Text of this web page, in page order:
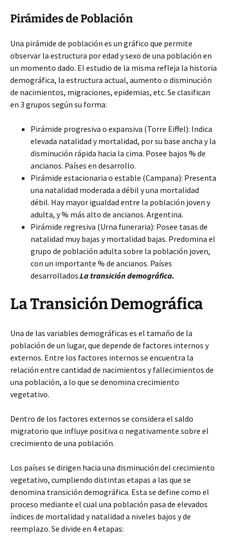
Pirámides de Población
Una pirámide de población es un gráfico que permite
observar la estructura por edad y sexo de una población en
un momento dado. El estudio de la misma refleja la historia
demográfica, la estructura actual, aumento o disminución
de nacimientos, migraciones, epidemias, etc. Se clasifican
en 3 grupos según su forma:
Pirámide progresiva o expansiva (Torre Eiffel): Indica
elevada natalidad y mortalidad, por su base ancha y la
disminución rápida hacia la cima. Posee bajos % de
ancianos. Países en desarrollo.
Pirámide estacionaria o estable (Campana): Presenta
una natalidad moderada a débil y una mortalidad
débil. Hay mayor igualdad entre la población joven y
adulta, y % más alto de ancianos. Argentina.
Pirámide regresiva (Urna funeraria): Posee tasas de
natalidad muy bajas y mortalidad bajas. Predomina el
grupo de población adulta sobre la población joven,
con un importante % de ancianos. Países
desarrollados.La transición demográfica.
La Transición Demográfica
Una de las variables demográficas es el tamaño de la
población de un lugar, que depende de factores internos y
externos. Entre los factores internos se encuentra la
relación entre cantidad de nacimientos y fallecimientos de
una población, a lo que se denomina crecimiento
vegetativo.
Dentro de los factores externos se considera el saldo
migratorio que influye positiva o negativamente sobre el
crecimiento de una población.
Los países se dirigen hacia una disminución del crecimiento
vegetativo, cumpliendo distintas etapas a las que se
denomina transición demográfica. Esta se define como el
proceso mediante el cual una población pasa de elevados
índices de mortalidad y natalidad a niveles bajos y de
reemplazo. Se divide en 4 etapas: